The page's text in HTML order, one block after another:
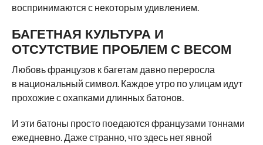
воспринимаются с некоторым удивлением.
БАГЕТНАЯ КУЛЬТУРА И
ОТСУТСТВИЕ ПРОБЛЕМ С ВЕСОМ
Любовь французов к багетам давно переросла
в национальный символ. Каждое утро по улицам идут
прохожие с охапками длинных батонов.
И эти батоны просто поедаются французами тоннами
ежедневно. Даже странно, что здесь нет явной